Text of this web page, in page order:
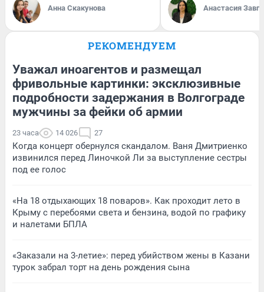
Анна Скакунова Анастасия
РЕКОМЕНДУЕМ
Уважал иноагентов и размещал
фривольные картинки: эксклюзивные
подробности задержания в Волгограде
мужчины за фейки об армии
23 часа 14 026 27
Когда концерт обернулся скандалом. Ваня Дмитриенко
извинился перед Линочкой Ли за выступление сестры
под ее голос
«На 18 отдыхающих 18 поваров». Как проходит лето в
Крыму с перебоями света и бензина, водой по графику
и налетами БПЛА
«Заказали на 3-летие»: перед убийством жены в Казани
турок забрал торт на день рождения сына